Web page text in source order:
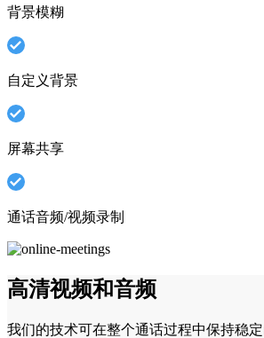
背景模糊
自定义背景
屏幕共享
通话音频/视频录制
高清视频和音频
我们的技术可在整个通话过程中保持稳